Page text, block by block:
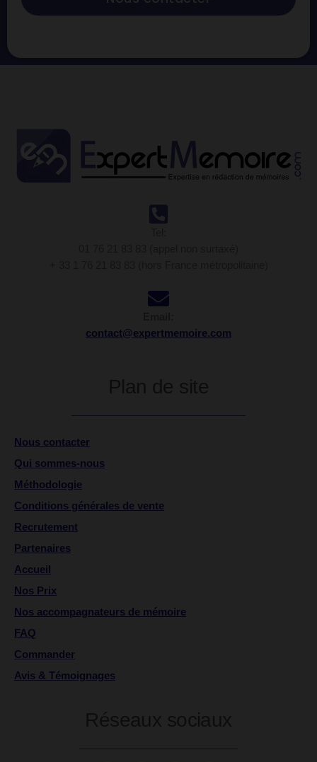
contact@expertmemoire.com
Nous contacter
Qui sommes-nous
Méthodologie
Conditions générales de vente
Recrutement
Partenaires
Accueil
Nos Prix
Nos accompagnateurs de mémoire
FAQ
Commander
Avis & Témoignages